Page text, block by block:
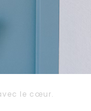
le cœur.